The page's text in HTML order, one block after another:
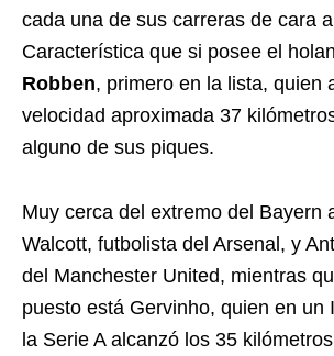
cada una de sus carreras de cara
Característica que si posee el
Robben, primero en la lista, quien
velocidad aproximada 37
alguno de sus piques.
Muy cerca del extremo del Bayern
Walcott, futbolista del Arsenal, y
del Manchester United, mientras
puesto está Gervinho, quien en un
la Serie A alcanzó los 35